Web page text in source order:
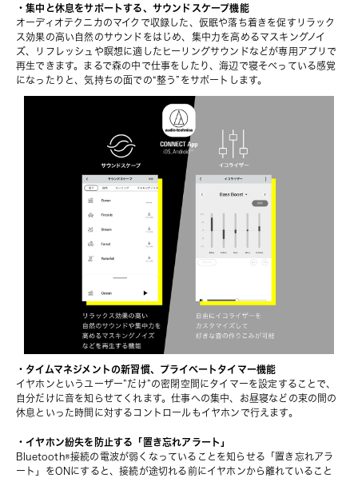
・集中と休息をサポートする、サウンドスケープ機能
オーディオテクニカのマイクで収録した、仮眠や落ち着きを促すリラック
ス効果の高い自然のサウンドをはじめ、集中力を高めるマスキングノイ
ズ、リフレッシュや瞑想に適したヒーリングサウンドなどが専用アプリで
再生できます。まるで森の中で仕事をしたり、海辺で寝そべっている感覚
になったりと、気持ちの面での“整う”をサポートします。
・タイムマネジメントの新習慣、プライベートタイマー機能
イヤホンというユーザー”だけ”の密閉空間にタイマーを設定することで、
自分だけに音を知らせてくれます。仕事への集中、お昼寝などの束の間の
休息といった時間に対するコントロールもイヤホンで行えます。
・イヤホン紛失を防止する「置き忘れアラート」
Bluetooth®接続の電波が弱くなっていることを知らせる「置き忘れアラ
ート」をONにすると、接続が途切れる前にイヤホンから離れていること